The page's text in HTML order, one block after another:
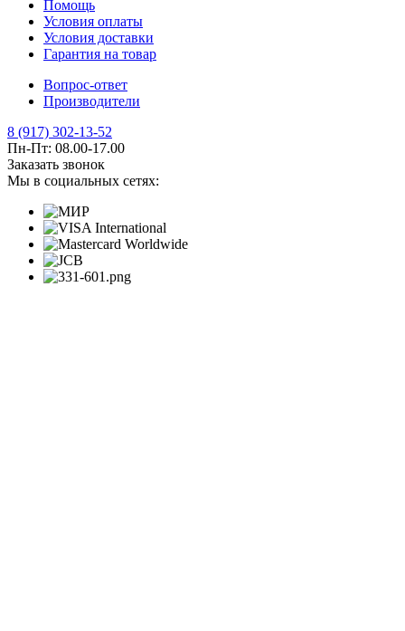
Помощь
Условия оплаты
Условия доставки
Гарантия на товар
Вопрос-ответ
Производители
8 (917) 302-13-52
Пн-Пт: 08.00-17.00
Заказать звонок
Мы в социальных сетях: